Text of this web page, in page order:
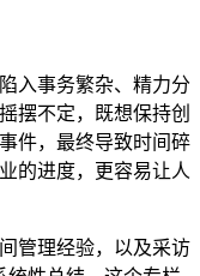
入事务繁杂、精力分
摆不定，既想保持创
件，最终导致时间碎
的进度，更容易让人
管理经验，以及采访